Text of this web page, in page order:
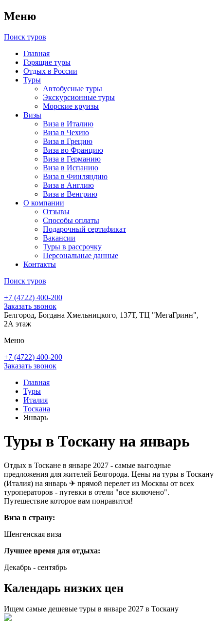
Меню
Поиск туров
Главная
Горящие туры
Отдых в России
Туры
Автобусные туры
Экскурсионные туры
Морские круизы
Визы
Виза в Италию
Виза в Чехию
Виза в Грецию
Виза во Францию
Виза в Германию
Виза в Испанию
Виза в Финляндию
Виза в Англию
Виза в Венгрию
О компании
Отзывы
Способы оплаты
Подарочный сертификат
Вакансии
Туры в рассрочку
Персональные данные
Контакты
Поиск туров
+7 (4722) 400-200
Заказать звонок
Белгород, Богдана Хмельницкого, 137Т, ТЦ "МегаГринн",
2А этаж
Меню
+7 (4722) 400-200
Заказать звонок
Главная
Туры
Италия
Тоскана
Январь
Туры в Тоскану на январь
Отдых в Тоскане в январе 2027 - самые выгодные
предложения для жителей Белгорода. Цены на туры в Тоскану
(Италия) на январь ✈ прямой перелет из Москвы от всех
туроператоров - путевки в отели "все включено".
Путешествие которое вам понравится!
Виза в страну:
Шенгенская виза
Лучшее время для отдыха:
Декабрь - сентябрь
Календарь низких цен
Ищем самые дешевые туры в январе 2027 в Тоскану